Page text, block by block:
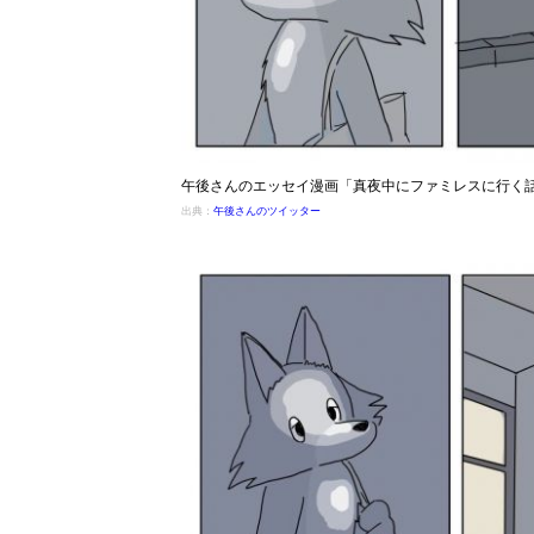
午後さんのエッセイ漫画「真夜中にファミレスに行く
出典： 午後さんのツイッター